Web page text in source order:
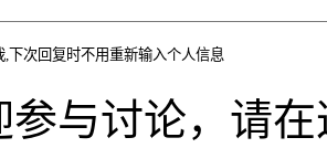
,下次回复时不用重新输入个人信息
与讨论，请在